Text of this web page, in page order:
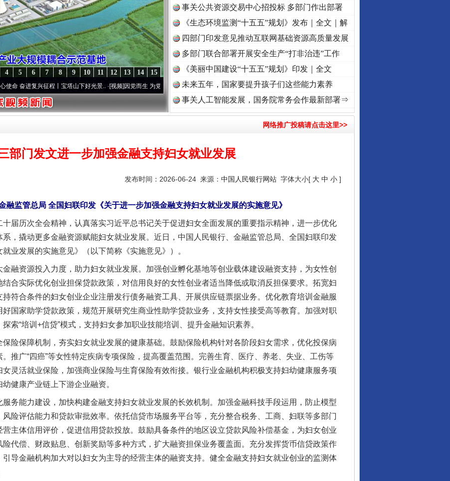
15
14
13
12
11
10
9
8
7
6
5
4
兴征程丨宝塔山下好光景..·[视频]因党而生 为党而战——百年“纪”事⑧加强纪律.. ·[视频]牢记初心使命 奋进复兴征程丨“转折之城”激荡..
事关公共资源交易中心招投标 多部门作出部署
《生态环境监测“十五五”规划》发布｜全文｜解
读
四部门印发意见推动互联网基础资源高质量发展
多部门联合部署开展安全生产“打非治违”工作
《美丽中国建设“十五五”规划》印发｜全文
未来五年，国家要提升孩子们这些能力素养
事关人工智能发展，国务院常务会作最新部署⇒
网络推广投稿请点击这里>>
部门发文进一步加强金融支持妇女就业发展
发布时间：2026-06-24 来源： 中国人民银行网站 字体大小[ 大 中 小 ]
融监管总局 全国妇联印发《关于进一步加强金融支持妇女就业发展的实施意见》
历次全会精神，认真落实习近平总书记关于促进妇女全面发展的重要指示精神，进一步优化
，撬动更多金融资源赋能妇女就业发展。近日，中国人民银行、金融监管总局、全国妇联印发
就业发展的实施意见》（以下简称《实施意见》）。
资源投入力度，助力妇女就业发展。加强创业孵化基地等创业载体建设融资支持，为女性创
合实际优化创业担保贷款政策，对信用良好的女性创业者适当降低或取消反担保要求。拓宽妇
符合条件的妇女创业企业注册发行债务融资工具、开展供应链票据业务。优化教育培训金融服
国家助学贷款政策，规范开展研究生商业性助学贷款业务，支持女性接受高等教育。加强对职
索“培训+信贷”模式，支持妇女参加职业技能培训、提升金融知识素养。
保障机制，夯实妇女就业发展的健康基础。鼓励保险机构针对各阶段妇女需求，优化投保病
推广“四癌”等女性特定疾病专项保险，提高覆盖范围。完善生育、医疗、养老、失业、工伤等
灵活就业保险，加强商业保险与生育保险有效衔接。银行业金融机构积极支持妇幼健康服务项
健康产业链上下游企业融资。
能力建设，加快构建金融支持妇女就业发展的长效机制。加强金融科技手段运用，防止模型
险评估能力和贷款审批效率。依托信贷市场服务平台等，充分整合税务、工商、妇联等多部门
主体信用评价，促进信用贷款投放。鼓励具备条件的地区设立贷款风险补偿基金，为妇女创业
代偿、财政贴息、创新奖励等多种方式，扩大融资担保业务覆盖面。充分发挥货币信贷政策作
导金融机构加大对以妇女为主导的经营主体的融资支持。健全金融支持妇女就业创业的监测体